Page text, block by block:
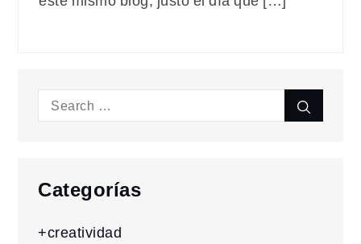
Search
Categorías
+creatividad